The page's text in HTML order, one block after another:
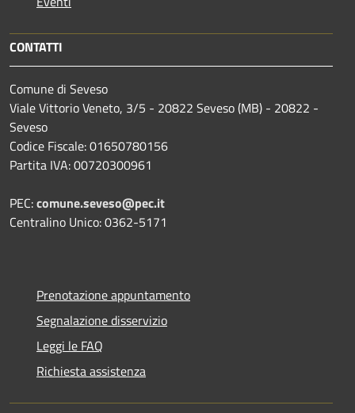
CONTATTI
Comune di Seveso
Viale Vittorio Veneto, 3/5 - 20822 Seveso (MB) - 20822 -
Seveso
Codice Fiscale: 01650780156
Partita IVA: 00720300961
PEC:comune.seveso@pec.it
Centralino Unico: 0362-5171
Prenotazione appuntamento
Segnalazione disservizio
Leggi le FAQ
Richiesta assistenza